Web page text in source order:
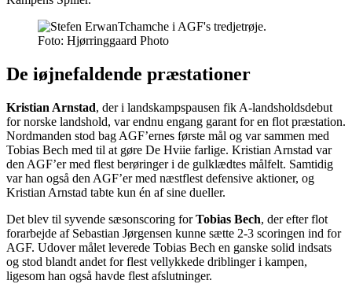
Foto: Hjørringgaard Photo
De iøjnefaldende præstationer
Kristian Arnstad, der i landskampspausen fik A-landsholdsdebut
for norske landshold, var endnu engang garant for en flot præstation.
Nordmanden stod bag AGF’ernes første mål og var sammen med
Tobias Bech med til at gøre De Hviie farlige. Kristian Arnstad var
den AGF’er med flest berøringer i de gulklædtes målfelt. Samtidig
var han også den AGF’er med næstflest defensive aktioner, og
Kristian Arnstad tabte kun én af sine dueller.
Det blev til syvende sæsonscoring forTobias Bech, der efter flot
forarbejde af Sebastian Jørgensen kunne sætte 2-3 scoringen ind for
AGF. Udover målet leverede Tobias Bech en ganske solid indsats
og stod blandt andet for flest vellykkede driblinger i kampen,
ligesom han også havde flest afslutninger.